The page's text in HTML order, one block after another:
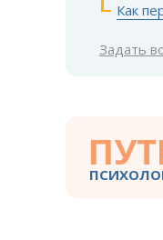
Как
Задать